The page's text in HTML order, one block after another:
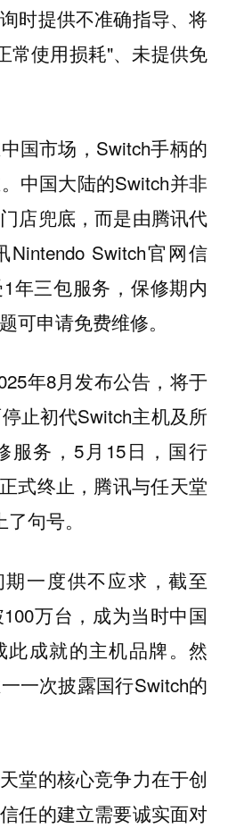
时提供不准确指导、将
常使用损耗"、未提供免
国市场，Switch手柄的
中国大陆的Switch并非
店兜底，而是由腾讯代
Switch官网信
年三包服务，保修期内
可申请免费维修。
年8月发布公告，将于
止初代Switch主机及所
服务，5月15日，国行
式终止，腾讯与任天堂
句号。
一度供不应求，截至
万台，成为当时中国
此成就的主机品牌。然
一次披露国行Switch的
堂的核心竞争力在于创
任的建立需要诚实面对